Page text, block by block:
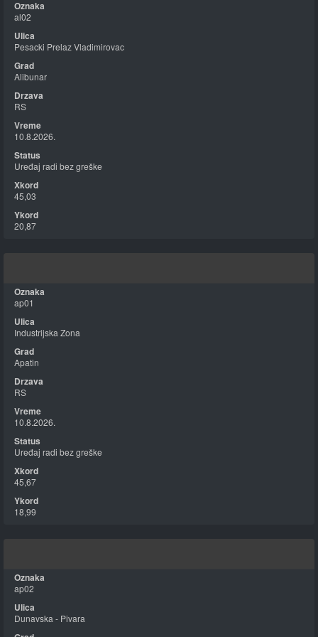
al02
Pesacki Prelaz Vladimirovac
Alibunar
RS
10.8.2026.
Uređaj radi bez greške
45,03
20,87
ap01
Industrijska Zona
Apatin
RS
10.8.2026.
Uređaj radi bez greške
45,67
18,99
ap02
Dunavska - Pivara